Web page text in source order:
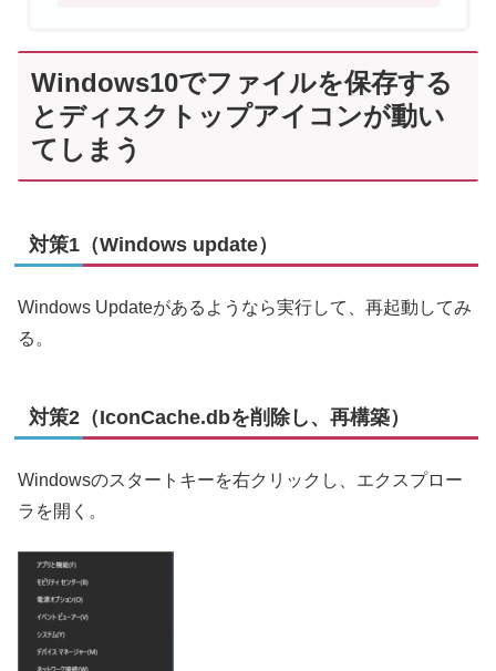
Windows10でファイルを保存する
とディスクトップアイコンが動い
てしまう
対策1（Windows update）
Windows Updateがあるようなら実行して、再起動してみ
る。
対策2（IconCache.dbを削除し、再構築）
Windowsのスタートキーを右クリックし、エクスプロー
ラを開く。